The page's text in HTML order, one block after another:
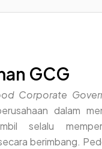
GCG
Corporate
dalam
selalu
berimbang.